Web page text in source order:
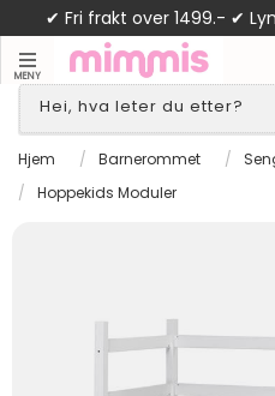
✔ Fri frakt over 1499.- ✔
MENY
Hjem / Barnerommet /
/
Hoppekids Moduler